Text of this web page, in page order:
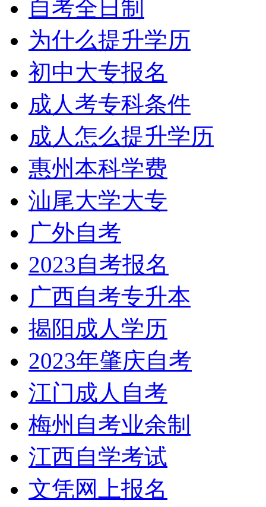
自考全日制
为什么提升学历
初中大专报名
成人考专科条件
成人怎么提升学历
惠州本科学费
汕尾大学大专
广外自考
2023自考报名
广西自考专升本
揭阳成人学历
2023年肇庆自考
江门成人自考
梅州自考业余制
江西自学考试
文凭网上报名